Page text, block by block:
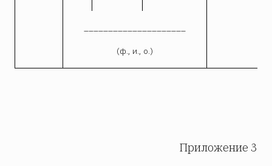
(ф., и., о.)
Приложение 3